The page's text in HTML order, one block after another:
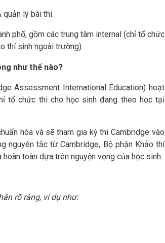
lý bài thi.
phố, gồm các trung tâm internal (chỉ tổ chức
thí sinh ngoài trường)
như thế nào?
Assessment International Education) hoạt
tổ chức thi cho học sinh đang theo học tại
hóa và sẽ tham gia kỳ thi Cambridge vào
nguyên tắc từ Cambridge, Bộ phận Khảo thí
toàn dựa trên nguyện vọng của học sinh.
rõ ràng, ví dụ như: